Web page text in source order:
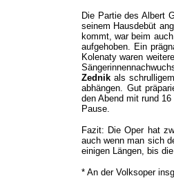
Die Partie des Albert
seinem Hausdebüt
kommt, war beim
aufgehoben. Ein
Kolenaty waren
Zednik als
abhängen. Gut
den Abend mit rund
Pause.
Fazit: Die Oper hat
auch wenn man sich
einigen Längen, bis
* An der Volksoper